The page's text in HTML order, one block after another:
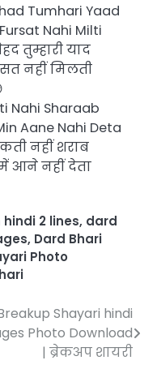
Tumhari Yaad
Nahi Milti
तुम्हारी याद
नहीं मिलती
Nahi Sharaab
Aane Nahi Deta
नहीं शराब
आने नहीं देता
2 lines, dard
, Dard Bhari
Photo
Shayari hindi
Photo Download
| ब्रेकअप शायरी